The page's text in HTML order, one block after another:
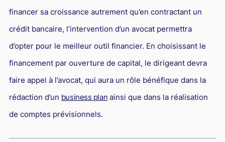
financer sa croissance autrement qu’en contractant un
crédit bancaire, l’intervention d’un avocat permettra
d’opter pour le meilleur outil financier. En choisissant le
financement par ouverture de capital, le dirigeant devra
faire appel à l’avocat, qui aura un rôle bénéfique dans la
rédaction d’un business plan ainsi que dans la réalisation
de comptes prévisionnels.